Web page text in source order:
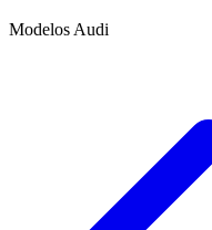
Modelos Audi